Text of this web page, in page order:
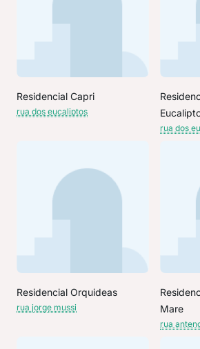
Residencial Capri
rua dos eucaliptos
rua dos
Residencial Orquideas
rua jorge mussi
Mare
rua